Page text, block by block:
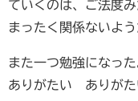
ていくのは、ご法度
まったく関係ないよう
また一つ勉強になった
ありがたい ありがた